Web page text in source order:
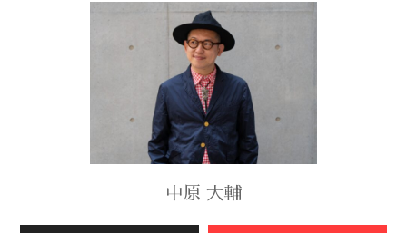
中原 大輔